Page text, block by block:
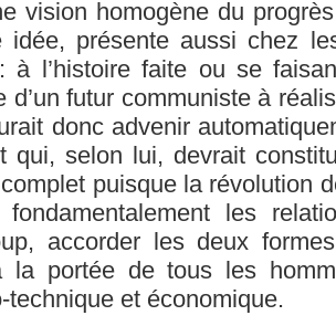
vision homogène du
idée, présente aussi chez
à l’histoire faite ou se
d’un futur communiste à
donc advenir
qui, selon lui, devrait
puisque la révolution
fondamentalement les
accorder les deux
la portée de tous les
technique et économique.